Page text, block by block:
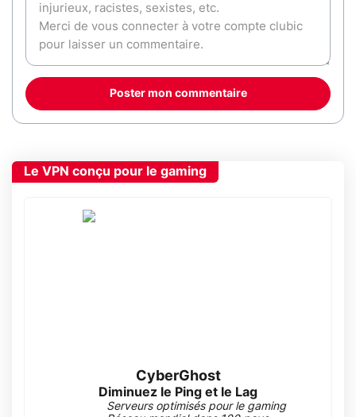
Poster mon commentaire
Le VPN conçu pour le gaming
CyberGhost
Diminuez le Ping et le Lag
Serveurs optimisés pour le gaming